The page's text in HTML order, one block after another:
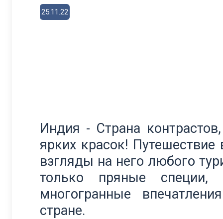
25.11.22
Индия - Страна
ярких красок!
взгляды на него любого
только пряные
многогранные
стране.